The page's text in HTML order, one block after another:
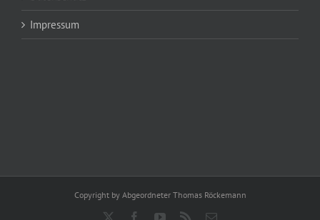
Impressum
Copyright by Abgeordneter Thomas Röckemann
FacebookYouTube
Rss E-